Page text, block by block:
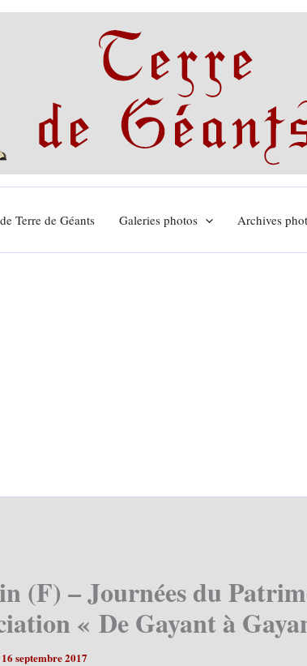
Terre de Géants Galeries photos Archives
(F) – Journées du
« De Gayant à
16 septembre 2017